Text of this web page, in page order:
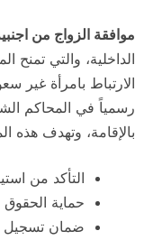
موافقة الزواج من
الداخلية، والتي تمنح
الارتباط بامرأة غير
رسمياً في المحاكم
بالإقامة، وتهدف هذه
التأكد من
حماية الحقوق
ضمان تسجيل